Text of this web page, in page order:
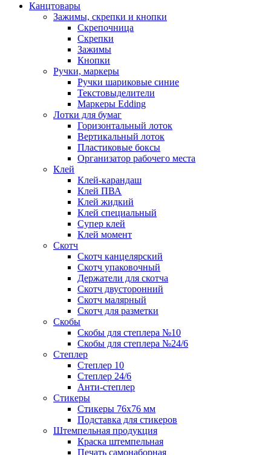
Канцтовары
Зажимы, скрепки и кнопки
Скрепочница
Скрепки
Зажимы
Кнопки
Ручки, маркеры
Ручки шариковые синие
Текстовыделители
Маркеры Edding
Лотки для бумаг
Горизонтальный лоток
Вертикальный лоток
Пластиковые боксы
Организатор рабочего места
Клей
Клей-карандаш
Клей ПВА
Клей жидкий
Клей специальный
Супер клей
Клей момент
Скотч
Скотч канцелярский
Скотч упаковочный
Держатели для скотча
Скотч двусторонний
Скотч малярный
Скотч для разметки
Скобы
Скобы для степлера №10
Скобы для степлера №24/6
Степлер
Степлер 10
Степлер 24/6
Анти-степлер
Стикеры
Стикеры 76x76 мм
Подставка для стикеров
Штемпельная продукция
Краска штемпельная
Печать самонаборная